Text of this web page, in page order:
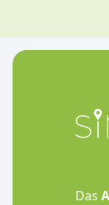
Das